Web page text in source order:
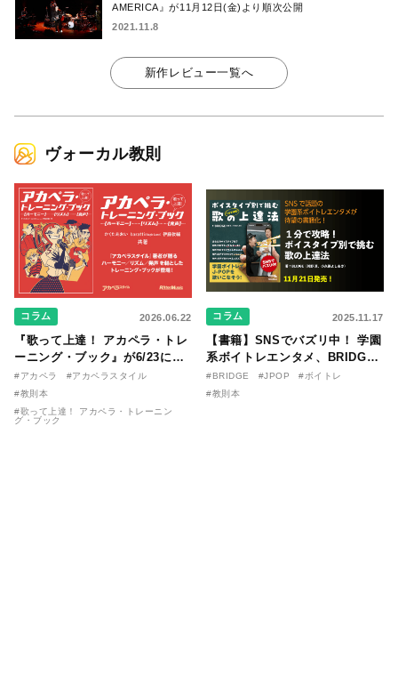
AMERICA』が11月12日(金)より順次公開
2021.11.8
新作レビュー一覧へ
ヴォーカル教則
コラム 2026.06.22
『歌って上達！ アカペラ・トレ
ーニング・ブック』が6/23に発
売！ 課題曲音源・音取り用アプ
リを公開。
#アカペラ
#アカペラスタイル
#教則本
#歌って上達！ アカペラ・トレーニン
グ・ブック
コラム 2025.11.17
【書籍】SNSでバズリ中！ 学園
系ボイトレエンタメ、BRIDGE
が届ける教則本『１分で攻略！
ボイスタイプ別で挑む歌の上達
#BRIDGE #JPOP
#ボイトレ
#教則本